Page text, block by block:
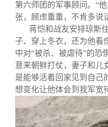
制度法规
联系我们
第六师团的军事顾问。“
张，顾虑重重，不肯多说
蒋恺和战友安排琼斯
子、穿上冬衣，还为他看
中对“被杀、被虐待”的恐
意来朝鲜打仗，妻子和儿
是能够活着回家见到自己
想变化让他体会到我军宽